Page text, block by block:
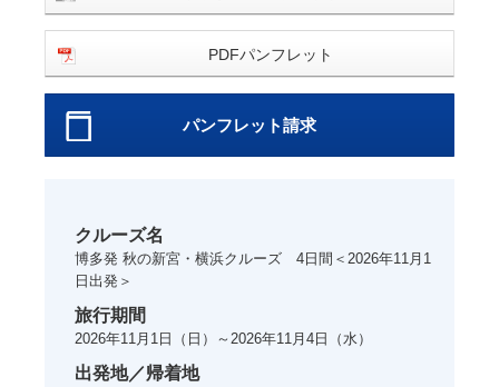
PDFパンフレット
パンフレット請求
クルーズ名
博多発 秋の新宮・横浜クルーズ 4日間＜2026年11月1
日出発＞
旅行期間
2026年11月1日 （日）～ 2026年11月4日 （水）
出発地／帰着地